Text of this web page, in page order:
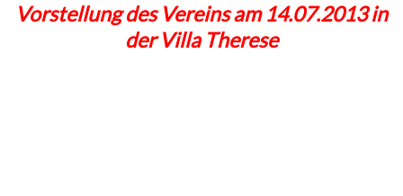
Vorstellung des Vereins am 14.07.2013 in
der Villa Therese